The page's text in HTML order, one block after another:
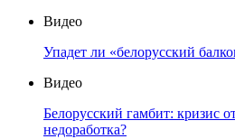
Видео
Упадет ли «белорусский
Видео
Белорусский гамбит: кризис
недоработка?